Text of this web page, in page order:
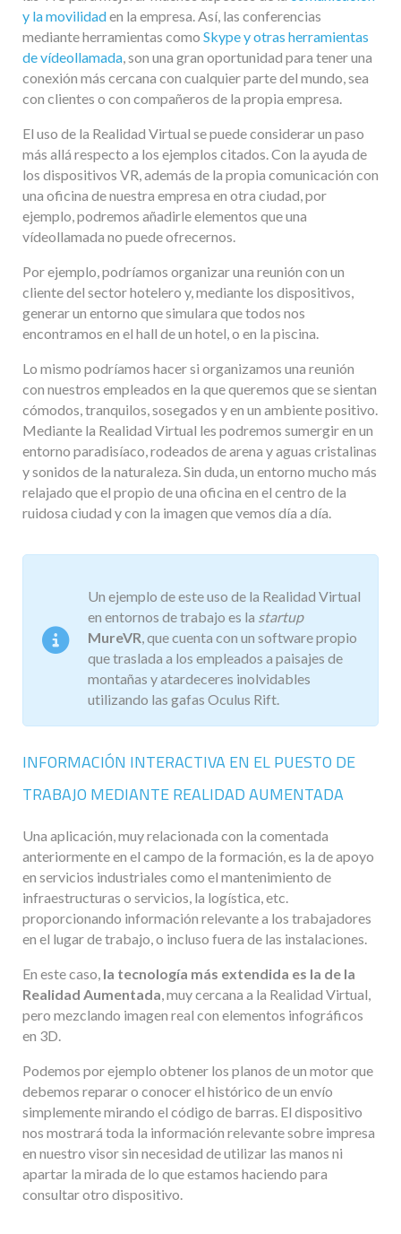
y la movilidaden la empresa. Así, las conferencias
mediante herramientas como Skype y otras herramientas
de vídeollamada , son una gran oportunidad para tener una
conexión más cercana con cualquier parte del mundo, sea
con clientes o con compañeros de la propia empresa.
El uso de la Realidad Virtual se puede considerar un paso
más allá respecto a los ejemplos citados. Con la ayuda de
los dispositivos VR, además de la propia comunicación con
una oficina de nuestra empresa en otra ciudad, por
ejemplo, podremos añadirle elementos que una
vídeollamada no puede ofrecernos.
Por ejemplo, podríamos organizar una reunión con un
cliente del sector hotelero y, mediante los dispositivos,
generar un entorno que simulara que todos nos
encontramos en el hall de un hotel, o en la piscina.
Lo mismo podríamos hacer si organizamos una reunión
con nuestros empleados en la que queremos que se sientan
cómodos, tranquilos, sosegados y en un ambiente positivo.
Mediante la Realidad Virtual les podremos sumergir en un
entorno paradisíaco, rodeados de arena y aguas cristalinas
y sonidos de la naturaleza. Sin duda, un entorno mucho más
relajado que el propio de una oficina en el centro de la
ruidosa ciudad y con la imagen que vemos día a día.
Un ejemplo de este uso de la Realidad Virtual
en entornos de trabajo es la startup
MureVR , que cuenta con un software propio
que traslada a los empleados a paisajes de
montañas y atardeceres inolvidables
utilizando las gafas Oculus Rift.
INFORMACIÓN INTERACTIVA EN EL PUESTO DE
TRABAJO MEDIANTE REALIDAD AUMENTADA
Una aplicación, muy relacionada con la comentada
anteriormente en el campo de la formación, es la de apoyo
en servicios industriales como el mantenimiento de
infraestructuras o servicios, la logística, etc.
proporcionando información relevante a los trabajadores
en el lugar de trabajo, o incluso fuera de las instalaciones.
En este caso, la tecnología más extendida es la de la
Realidad Aumentada , muy cercana a la Realidad Virtual,
pero mezclando imagen real con elementos infográficos
en 3D.
Podemos por ejemplo obtener los planos de un motor que
debemos reparar o conocer el histórico de un envío
simplemente mirando el código de barras. El dispositivo
nos mostrará toda la información relevante sobre impresa
en nuestro visor sin necesidad de utilizar las manos ni
apartar la mirada de lo que estamos haciendo para
consultar otro dispositivo.